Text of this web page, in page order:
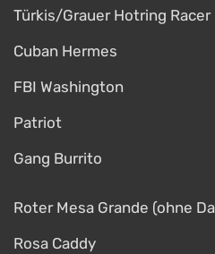
Türkis/Grauer Hotring Racer
Cuban Hermes
FBI Washington
Patriot
Gang Burrito
Roter Mesa Grande (ohne
Rosa Caddy